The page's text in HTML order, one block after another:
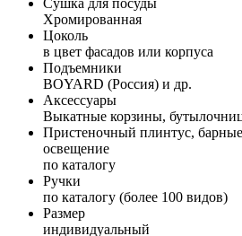
Хромированная
Цоколь
в цвет фасадов или корпуса
Подъемники
BOYARD (Россия) и др.
Аксессуары
Выкатные корзины,
Пристеночный плинтус,
освещение
по каталогу
Ручки
по каталогу (более 100 видов)
Размер
индивидуальный